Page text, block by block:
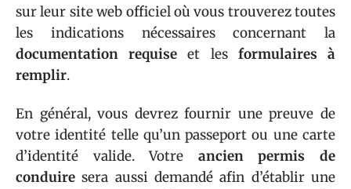
sur leur site web officiel où vous trouverez toutes
les indications nécessaires concernant la
documentation requise et les formulaires à
remplir.
En général, vous devrez fournir une preuve de
votre identité telle qu’un passeport ou une carte
d’identité valide. Votre ancien permis de
conduire sera aussi demandé afin d’établir une